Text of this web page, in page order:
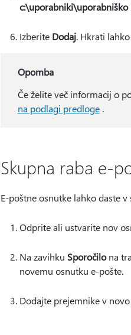
Izberite Dodaj. Hkrati
Opomba
Če želite več informacij o
na podlagi predloge.
Skupna raba e-
E-poštne osnutke lahko daste
Odprite ali ustvarite nov
Na zavihku Sporočilona
novemu osnutku e-pošte.
Dodajte prejemnike v